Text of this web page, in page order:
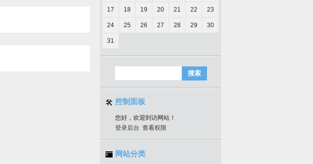
17 18 19 20 21 22 23
24 25 26 27 28 29 30
31
控制面板
您好，欢迎到访网站！
登录后台 查看权限
网站分类